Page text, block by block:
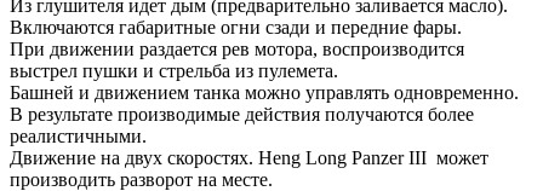
Из глушителя идет дым (предварительно заливается масло).
Включаются габаритные огни сзади и передние фары.
При движении раздается рев мотора, воспроизводится
выстрел пушки и стрельба из пулемета.
Башней и движением танка можно управлять одновременно.
В результате производимые действия получаются более
реалистичными.
Движение на двух скоростях. Heng Long Panzer III может
производить разворот на месте.